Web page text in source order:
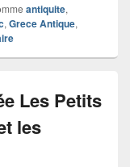
antiquite,
, Grece Antique,
Les Petits
les